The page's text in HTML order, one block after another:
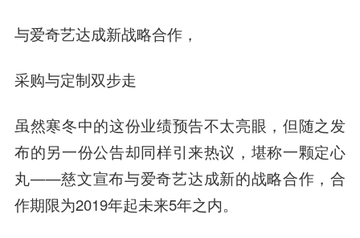
与爱奇艺达成新战略合作，
采购与定制双步走
虽然寒冬中的这份业绩预告不太亮眼，但随之发
布的另一份公告却同样引来热议，堪称一颗定心
丸——慈文宣布与爱奇艺达成新的战略合作，合
作期限为2019年起未来5年之内。